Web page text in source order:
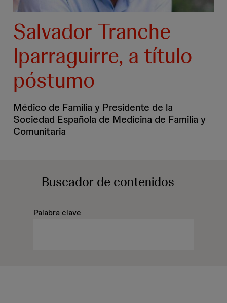
Salvador Tranche
Iparraguirre, a título
póstumo
Médico de Familia y Presidente de la
Sociedad Española de Medicina de Familia y
Comunitaria
Palabra clave
Buscadorde contenidos